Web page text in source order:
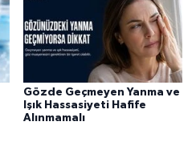
Gözde Geçmeyen Yanma ve
Işık Hassasiyeti Hafife
Alınmamalı